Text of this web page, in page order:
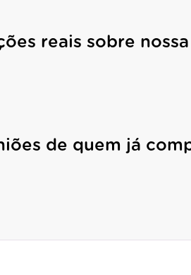
reais sobre
de quem já